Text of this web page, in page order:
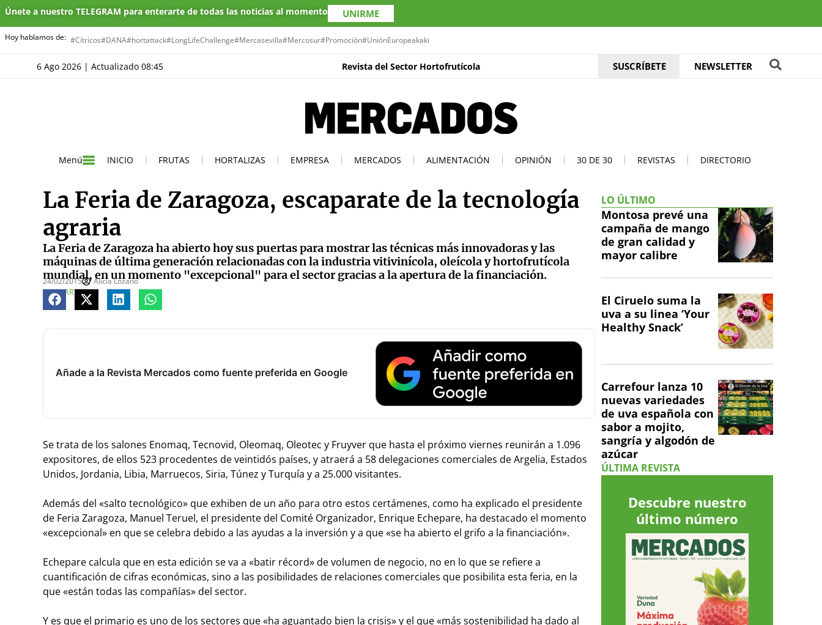
Únete a nuestro TELEGRAM para enterarte de todas las noticias al momento UNIRME
Hoy hablamos de: #Cítricos#DANA#hortattack#LongLifeChallenge#Mercasevilla#Mercosur#Promoción#UniónEuropeakaki
6 Ago 2026 | Actualizado 08:45 Revista del Sector Hortofrutícola SUSCRÍBETE NEWSLETTER
Menú INICIO FRUTAS HORTALIZAS EMPRESA MERCADOS ALIMENTACIÓN OPINIÓN 30 DE 30 REVISTAS DIRECTORIO
La Feria de Zaragoza, escaparate de la tecnología
agraria
La Feria de Zaragoza ha abierto hoy sus puertas para mostrar las técnicas más innovadoras y las
máquinas de última generación relacionadas con la industria vitivinícola, oleícola y hortofrutícola
mundial, en un momento "excepcional" para el sector gracias a la apertura de la financiación.
24/02/2015
Alicia Lozano
COMPARTE
Añade a la Revista Mercados como fuente preferida en Google
Se trata de los salones Enomaq, Tecnovid, Oleomaq, Oleotec y Fruyver que hasta el próximo viernes reunirán a 1.096
expositores, de ellos 523 procedentes de veintidós países, y atraerá a 58 delegaciones comerciales de Argelia, Estados
Unidos, Jordania, Libia, Marruecos, Siria, Túnez y Turquía y a 25.000 visitantes.
Además del «salto tecnológico» que exhiben de un año para otro estos certámenes, como ha explicado el presidente
de Feria Zaragoza, Manuel Teruel, el presidente del Comité Organizador, Enrique Echepare, ha destacado el momento
«excepcional» en que se celebra debido a las ayudas a la inversión y a que «se ha abierto el grifo a la financiación».
Echepare calcula que en esta edición se va a «batir récord» de volumen de negocio, no en lo que se refiere a
cuantificación de cifras económicas, sino a las posibilidades de relaciones comerciales que posibilita esta feria, en la
que «están todas las compañías» del sector.
Y es que el primario es uno de los sectores que «ha aguantado bien la crisis» y el que «más sostenibilidad ha dado al
LO ÚLTIMO
Montosa prevé una
campaña de mango
de gran calidad y
mayor calibre
El Ciruelo suma la
uva a su linea ‘Your
Healthy Snack’
Carrefour lanza 10
nuevas variedades
de uva española con
sabor a mojito,
sangría y algodón de
azúcar
ÚLTIMA REVISTA
Descubre nuestro
último número